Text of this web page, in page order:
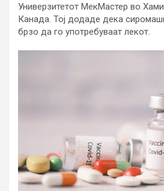
Универзитетот МекМастер во
Канада. Тој додаде дека
брзо да го употребуваат лекот.